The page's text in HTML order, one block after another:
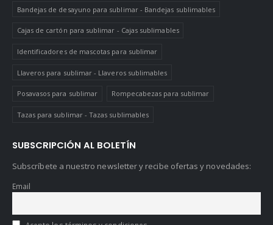
Bandejas de desayuno para sublimar - Bandejas sublimables
Cajas de cartón para sublimar - Cajas sublimables
Identificadores de mascotas para sublimar
Llaveros para sublimar - Llaveros sublimables
Posavasos para sublimar Rompecabezas para sublimar
Tazas para sublimar - Tazas sublimables
SUBSCRIPCIÓN AL BOLETÍN
Subscríbete a nuestro newsletter y recibe ofertas y novedades:
Email